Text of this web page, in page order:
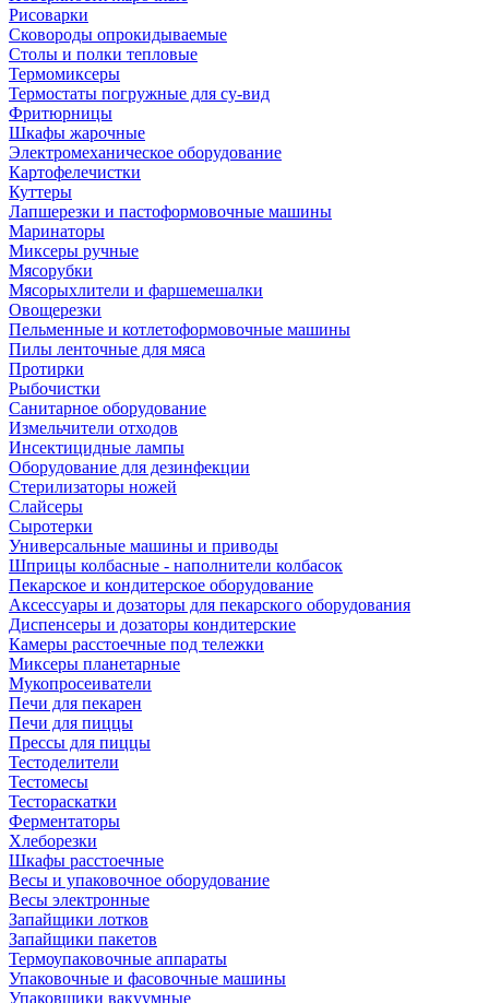
Рисоварки
Сковороды опрокидываемые
Столы и полки тепловые
Термомиксеры
Термостаты погружные для су-вид
Фритюрницы
Шкафы жарочные
Электромеханическое оборудование
Картофелечистки
Куттеры
Лапшерезки и пастоформовочные машины
Маринаторы
Миксеры ручные
Мясорубки
Мясорыхлители и фаршемешалки
Овощерезки
Пельменные и котлетоформовочные машины
Пилы ленточные для мяса
Протирки
Рыбочистки
Санитарное оборудование
Измельчители отходов
Инсектицидные лампы
Оборудование для дезинфекции
Стерилизаторы ножей
Слайсеры
Сыротерки
Универсальные машины и приводы
Шприцы колбасные - наполнители колбасок
Пекарское и кондитерское оборудование
Аксессуары и дозаторы для пекарского оборудования
Диспенсеры и дозаторы кондитерские
Камеры расстоечные под тележки
Миксеры планетарные
Мукопросеиватели
Печи для пекарен
Печи для пиццы
Прессы для пиццы
Тестоделители
Тестомесы
Тестораскатки
Ферментаторы
Хлеборезки
Шкафы расстоечные
Весы и упаковочное оборудование
Весы электронные
Запайщики лотков
Запайщики пакетов
Термоупаковочные аппараты
Упаковочные и фасовочные машины
Упаковщики вакуумные